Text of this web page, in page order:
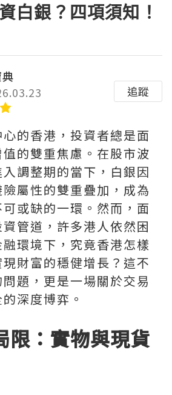
白銀？四項須知！
追蹤
的香港，投資者總是面
的雙重焦慮。在股市波
調整期的當下，白銀因
屬性的雙重疊加，成為
或缺的一環。然而，面
管道，許多港人依然困
環境下，究竟香港怎樣
財富的穩健增長？這不
題，更是一場關於交易
深度博弈。
限：實物與現貨